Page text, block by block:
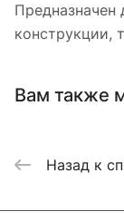
Предназначен
конструкции,
Вам также
Назад к